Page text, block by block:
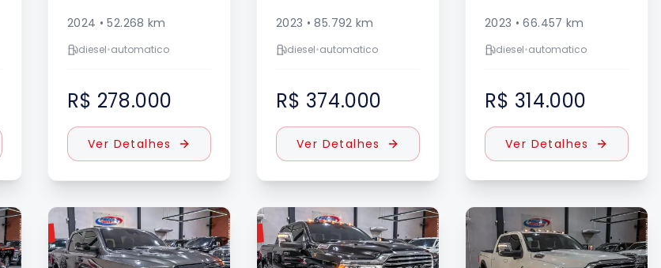
2024 •52.268 km
diesel•automatico
R$ 278.000
Ver Detalhes
2023 •85.792 km
diesel•automatico
R$ 374.000
Ver Detalhes
2023 •66.457 km
diesel•automatico
R$ 314.000
Ver Detalhes
VENDIDO VENDIDO DESTAQUE